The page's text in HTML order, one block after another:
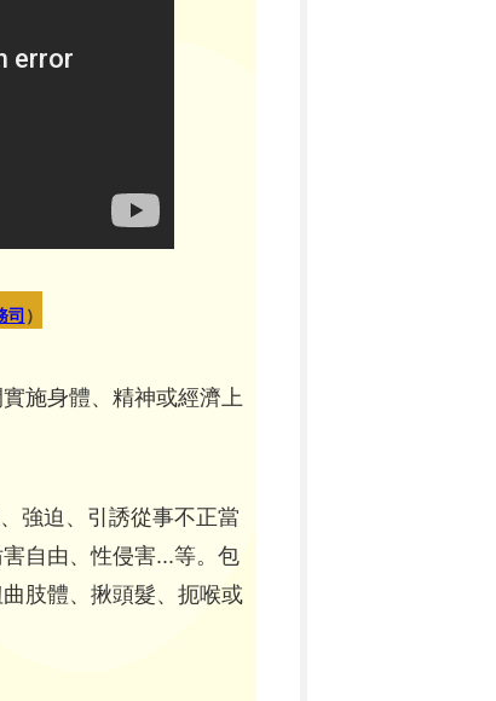
司 ）
施身體、精神或經濟上
強迫、引誘從事不正當
自由、性侵害...等。包
肢體、揪頭髮、扼喉或